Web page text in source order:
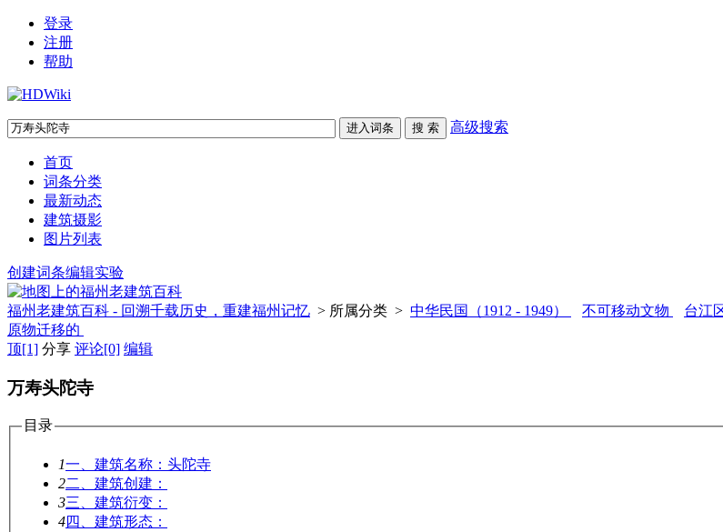
登录
注册
帮助
高级搜索
首页
词条分类
最新动态
建筑摄影
图片列表
创建词条编辑实验
福州老建筑百科 - 回溯千载历史，重建福州记忆 > 所属分类 > 中华民国（1912 - 1949） 不可移动文物 台江
原物迁移的
顶[1] 分享 评论[0] 编辑
万寿头陀寺
目录
1一、建筑名称：头陀寺
2二、建筑创建：
3三、建筑衍变：
4四、建筑形态：